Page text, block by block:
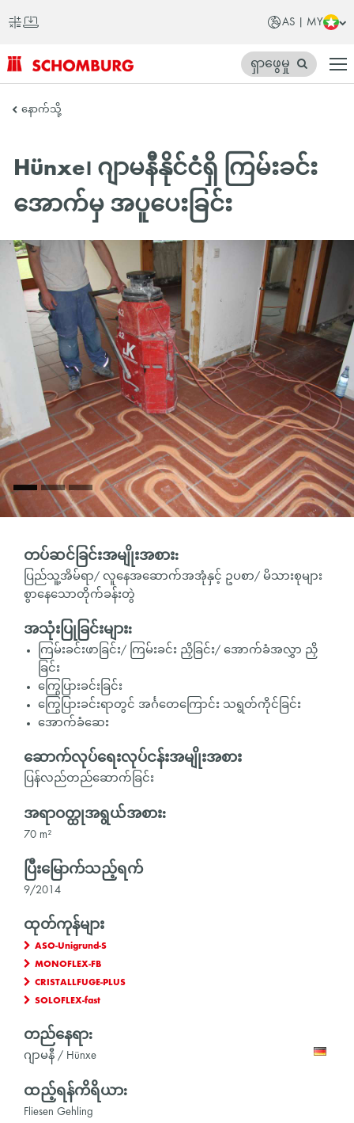
AS | MY
SCHOMBURG
ရှ
တိုက်
ရှာဖွေမှု
နောက်သို့
Hünxe၊ ဂျာမနီနိုင်ငံရှိ ကြမ်းခင်း
အောက်မှ အပူပေးခြင်း
တပ်ဆင်ခြင်းအမျိုးအစား:
ပြည်သူ့အိမ်ရာ/ လူနေအဆောက်အအုံနှင့် ဥပစာ/ မိသားစုများ
စွာနေသောတိုက်ခန်းတွဲ
အသုံးပြုခြင်းများ:
ကြမ်းခင်းဖာခြင်း/ ကြမ်းခင်း ညှိခြင်း/ အောက်ခံအလွှာ ညှိ
ခြင်း
ကြွေပြားခင်းခြင်း
ကြွေပြားခင်းရာတွင် အင်္ဂတေကြောင်း သရွတ်ကိုင်ခြင်း
အောက်ခံဆေး
ဆောက်လုပ်ရေးလုပ်ငန်းအမျိုးအစား
ပြန်လည်တည်ဆောက်ခြင်း
အရာဝတ္ထုအရွယ်အစား:
70 m²
ပြီးမြောက်သည့်ရက်
9/2014
ထုတ်ကုန်များ
ASO-Unigrund-S
MONOFLEX-FB
CRISTALLFUGE-PLUS
SOLOFLEX-fast
တည်နေရာ:
ဂျာမနီ / Hünxe
ထည့်ရန်ကိရိယာ:
Fliesen Gehling